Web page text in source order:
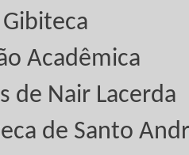
Acadêmica
de Nair Lacerda
de Santo